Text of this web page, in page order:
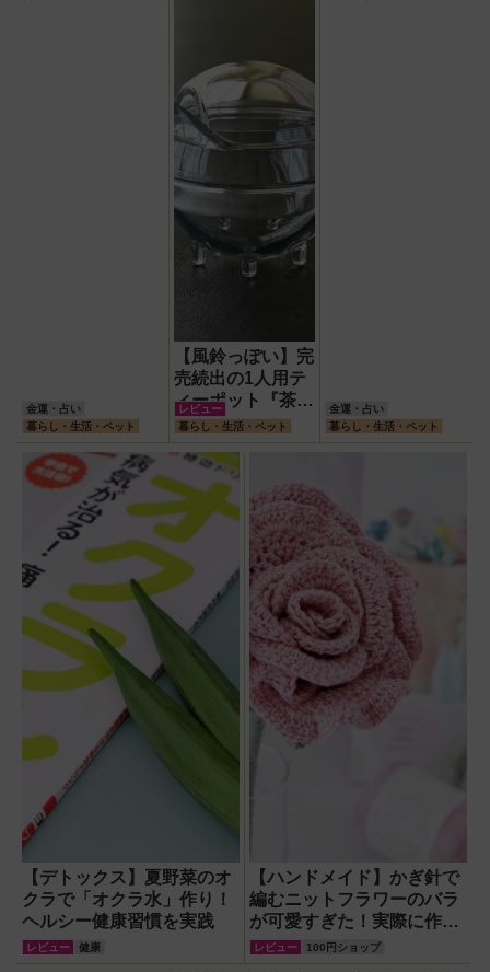
金運・占い
暮らし・生活・ペット
【風鈴っぽい】完
売続出の1人用テ
ィーポット『茶鈴
（ティーリン）』
を使ってみた！川
越の風鈴から着想
を得たかわいい見
た目のリアルな使
い勝手を徹底解説
レビュー
暮らし・生活・ペット
金運・占い
暮らし・生活・ペット
【デトックス】夏野菜のオ
クラで「オクラ水」作り！
ヘルシー健康習慣を実践
レビュー 健康
【ハンドメイド】かぎ針で
編むニットフラワーのバラ
が可愛すぎた！実際に作っ
てみたレビュー
レビュー 100円ショップ